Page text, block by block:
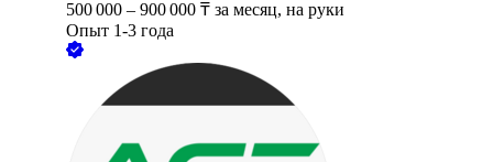
500 000 – 900 000 ₸ за месяц, на руки
Опыт 1-3 года